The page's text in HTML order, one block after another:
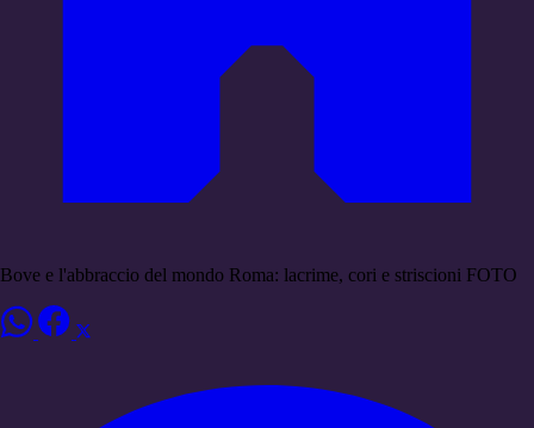
Bove e l'abbraccio del mondo Roma: lacrime, cori e striscioni FOTO